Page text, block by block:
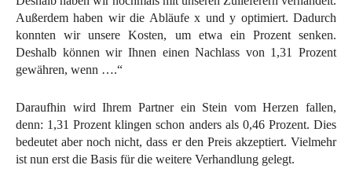
Außerdem haben wir die Abläufe x und y optimiert. Dadurch
konnten wir unsere Kosten, um etwa ein Prozent senken.
Deshalb können wir Ihnen einen Nachlass von 1,31 Prozent
gewähren, wenn ….“
Daraufhin wird Ihrem Partner ein Stein vom Herzen fallen,
denn: 1,31 Prozent klingen schon anders als 0,46 Prozent. Dies
bedeutet aber noch nicht, dass er den Preis akzeptiert. Vielmehr
ist nun erst die Basis für die weitere Verhandlung gelegt.